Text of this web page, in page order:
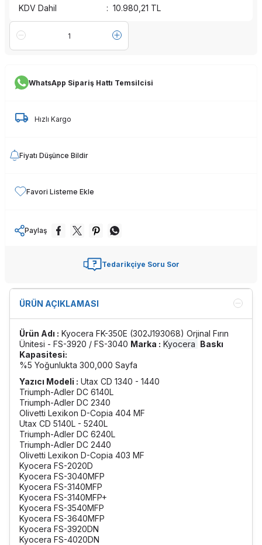
KDV Dahil
: 10.980,21 TL
WhatsApp Sipariş Hattı Temsilcisi
Hızlı Kargo
Fiyatı Düşünce Bildir
Favori Listeme Ekle
Paylaş
Tedarikçiye Soru Sor
ÜRÜN AÇIKLAMASI
Ürün Adı : Kyocera FK-350E (302J193068) Orjinal Fırın
Ünitesi - FS-3920 / FS-3040 Marka : Kyocera Baskı
Kapasitesi:
%5 Yoğunlukta 300,000 Sayfa
Yazıcı Modeli : Utax CD 1340 - 1440
Triumph-Adler DC 6140L
Triumph-Adler DC 2340
Olivetti Lexikon D-Copia 404 MF
Utax CD 5140L - 5240L
Triumph-Adler DC 6240L
Triumph-Adler DC 2440
Olivetti Lexikon D-Copia 403 MF
Kyocera FS-2020D
Kyocera FS-3040MFP
Kyocera FS-3140MFP
Kyocera FS-3140MFP+
Kyocera FS-3540MFP
Kyocera FS-3640MFP
Kyocera FS-3920DN
Kyocera FS-4020DN